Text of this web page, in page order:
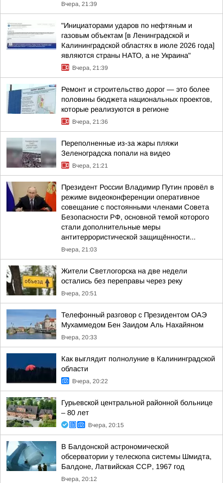
Вчера, 21:39
"Инициаторами ударов по нефтяным и
газовым объектам [в Ленинградской и
Калининградской областях в июле 2026 года]
являются страны НАТО, а не Украина"
Вчера, 21:39
Ремонт и строительство дорог — это более
половины бюджета национальных проектов,
которые реализуются в регионе
Вчера, 21:36
Переполненные из-за жары пляжи
Зеленоградска попали на видео
Вчера, 21:21
Президент России Владимир Путин провёл в
режиме видеоконференции оперативное
совещание с постоянными членами Совета
Безопасности РФ, основной темой которого
стали дополнительные меры
антитеррористической защищённости...
Вчера, 21:03
Жители Светлогорска на две недели
остались без переправы через реку
Вчера, 20:51
Телефонный разговор с Президентом ОАЭ
Мухаммедом Бен Заидом Аль Нахайяном
Вчера, 20:33
Как выглядит полнолуние в Калининградской
области
Вчера, 20:22
Гурьевской центральной районной больнице
– 80 лет
Вчера, 20:15
В Балдонской астрономической
обсерватории у телескопа системы Шмидта,
Балдоне, Латвийская ССР, 1967 год
Вчера, 20:12